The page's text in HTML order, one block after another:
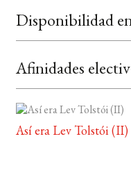
Disponibilidad
Afinidades
Así era Lev Tolstói (II)